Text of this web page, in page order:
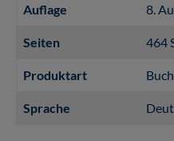
Auflage 8.
Seiten 464
Produktart Buch
Sprache